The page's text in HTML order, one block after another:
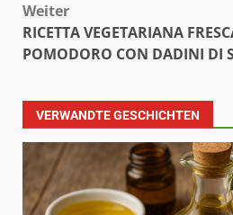
Weiter
RICETTA VEGETARIANA
POMODORO CON DADINI DI
VERWANDTE GESCHICHTEN